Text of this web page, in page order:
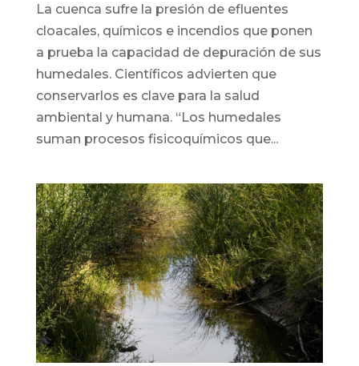
La cuenca sufre la presión de efluentes
cloacales, químicos e incendios que ponen
a prueba la capacidad de depuración de sus
humedales. Científicos advierten que
conservarlos es clave para la salud
ambiental y humana. “Los humedales
suman procesos fisicoquímicos que...